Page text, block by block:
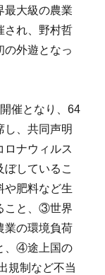
最大級の農業
され、野村哲
の外遊となっ
催となり、64
し、共同声明
ナウィルス
しているこ
や肥料など生
こと、③世界
業の環境負荷
、④途上国の
規制など不当